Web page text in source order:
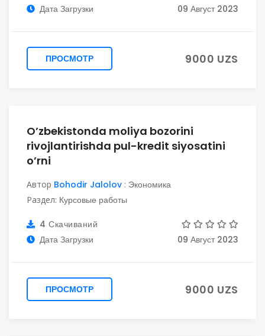
Дата Загрузки
09 Август 2023
ПРОСМОТР 9000 UZS
O’zbekistonda moliya bozorini
rivojlantirishda pul-kredit siyosatini
o’rni
Автор Bohodir Jalolov : Экономика
Раздел: Курсовые работы
4 Скачиваний
Дата Загрузки
09 Август 2023
ПРОСМОТР 9000 UZS